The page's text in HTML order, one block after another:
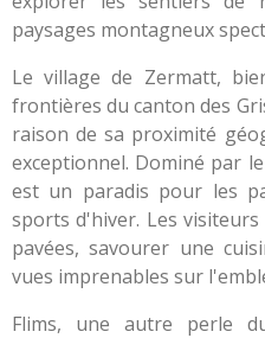
paysages montagneux
Le village de Zermatt,
frontières du canton des
raison de sa proximité
exceptionnel. Dominé par
est un paradis pour les
sports d'hiver. Les
pavées, savourer une
vues imprenables sur
Flims, une autre perle